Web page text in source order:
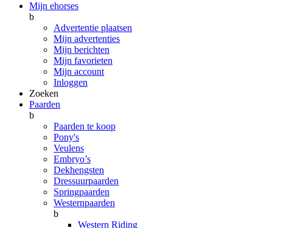
Mijn ehorses
b
Advertentie plaatsen
Mijn advertenties
Mijn berichten
Mijn favorieten
Mijn account
Inloggen
Zoeken
Paarden
b
Paarden te koop
Pony's
Veulens
Embryo’s
Dekhengsten
Dressuurpaarden
Springpaarden
Westernpaarden
b
Western Riding